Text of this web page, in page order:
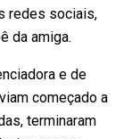
redes sociais,
da amiga.
e de
começado a
terminaram